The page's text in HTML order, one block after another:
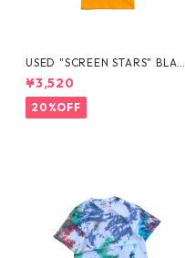
USED "SCREEN STARS" BLAN
K TEE
¥3,520
20%OFF